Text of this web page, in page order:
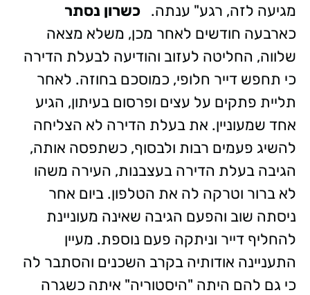
מגיעה לזה, רגע" ענתה. כשרון נסתר
כארבעה חודשים לאחר מכן, משלא מצאה
שלווה, החליטה לעזוב והודיעה לבעלת הדירה
כי תחפש דייר חלופי, כמוסכם בחוזה. לאחר
תליית פתקים על עצים ופרסום בעיתון, הגיע
אחד שמעוניין. את בעלת הדירה לא הצליחה
להשיג פעמים רבות ולבסוף, כשתפסה אותה,
הגיבה בעלת הדירה בעצבנות, העירה משהו
לא ברור וטרקה לה את הטלפון. ביום אחר
ניסתה שוב והפעם הגיבה שאינה מעוניינת
להחליף דייר וניתקה פעם נוספת. מעיין
התעניינה אודותיה בקרב השכנים והסתבר לה
כי גם להם היתה "היסטוריה" איתה כשגרה